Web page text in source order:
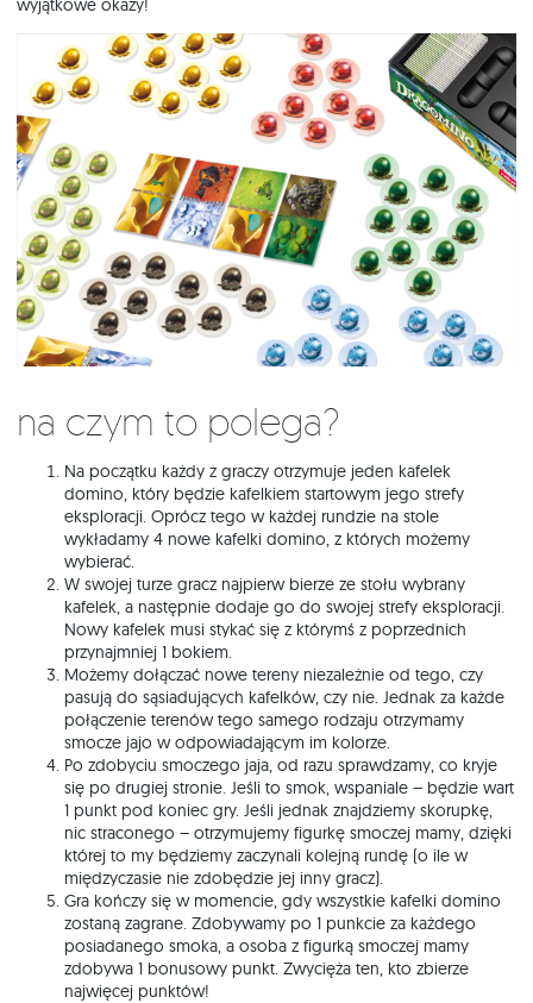
wyjątkowe okazy!
Na czym to polega?
Na początku każdy z graczy otrzymuje jeden kafelek
domino, który będzie kafelkiem startowym jego strefy
eksploracji. Oprócz tego w każdej rundzie na stole
wykładamy 4 nowe kafelki domino, z których możemy
wybierać.
W swojej turze gracz najpierw bierze ze stołu wybrany
kafelek, a następnie dodaje go do swojej strefy eksploracji.
Nowy kafelek musi stykać się z którymś z poprzednich
przynajmniej 1 bokiem.
Możemy dołączać nowe tereny niezależnie od tego, czy
pasują do sąsiadujących kafelków, czy nie. Jednak za każde
połączenie terenów tego samego rodzaju otrzymamy
smocze jajo w odpowiadającym im kolorze.
Po zdobyciu smoczego jaja, od razu sprawdzamy, co kryje
się po drugiej stronie. Jeśli to smok, wspaniale – będzie wart
1 punkt pod koniec gry. Jeśli jednak znajdziemy skorupkę,
nic straconego – otrzymujemy figurkę smoczej mamy, dzięki
której to my będziemy zaczynali kolejną rundę (o ile w
międzyczasie nie zdobędzie jej inny gracz).
Gra kończy się w momencie, gdy wszystkie kafelki domino
zostaną zagrane. Zdobywamy po 1 punkcie za każdego
posiadanego smoka, a osoba z figurką smoczej mamy
zdobywa 1 bonusowy punkt. Zwycięża ten, kto zbierze
najwięcej punktów!